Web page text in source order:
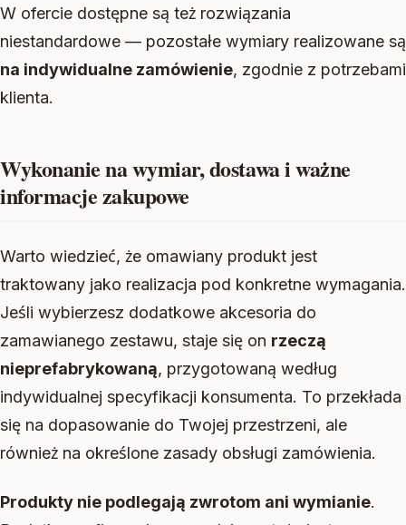
W ofercie dostępne są też rozwiązania
niestandardowe — pozostałe wymiary realizowane są
na indywidualne zamówienie, zgodnie z potrzebami
klienta.
Wykonanie na wymiar, dostawa i ważne
informacje zakupowe
Warto wiedzieć, że omawiany produkt jest
traktowany jako realizacja pod konkretne wymagania.
Jeśli wybierzesz dodatkowe akcesoria do
zamawianego zestawu, staje się on rzeczą
nieprefabrykowaną, przygotowaną według
indywidualnej specyfikacji konsumenta. To przekłada
się na dopasowanie do Twojej przestrzeni, ale
również na określone zasady obsługi zamówienia.
Produkty nie podlegają zwrotom ani wymianie.